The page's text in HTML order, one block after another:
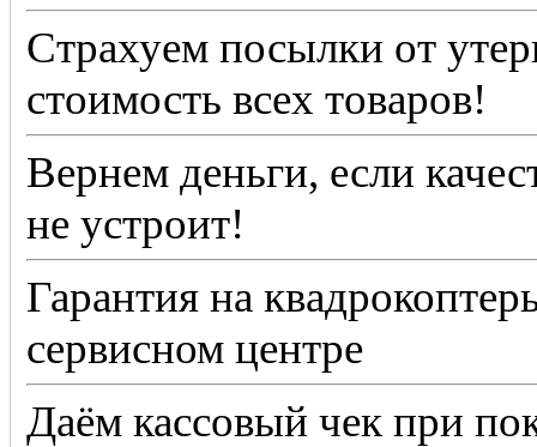
Страхуем посылки от
стоимость всех товаров!
Вернем деньги, если
не устроит!
Гарантия на
сервисном центре
Даём кассовый чек при